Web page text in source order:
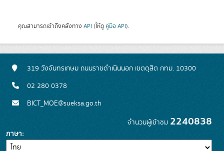
คุณสามารถเข้าถึงคลังทาง API (ให้ดู คู่มือ API).
319 วังจันทรเกษม ถนนราชดำเนินนอก เขตดุสิต กทม. 10300
02 280 0378
BICT_MOE@sueksa.go.th
จำนวนผู้เข้าชม 2240838
ภาษา